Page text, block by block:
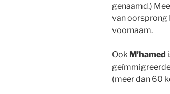
genaamd.)
van oorsprong
voornaam.
Ook M’hamed
(meer dan 60